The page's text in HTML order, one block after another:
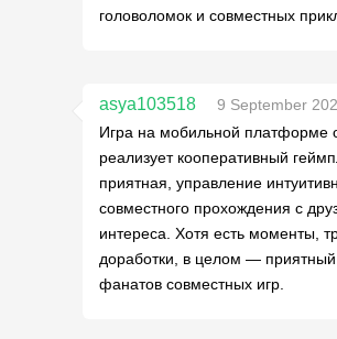
головоломок и совместных
asya103518
9 September
Игра на мобильной платформе
реализует кооперативный
приятная, управление
совместного прохождения с
интереса. Хотя есть моменты,
доработки, в целом —
фанатов совместных игр.